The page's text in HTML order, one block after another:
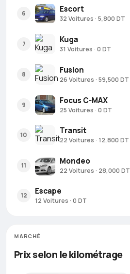
6 Escort
32 Voitures · 5,800 DT
7 Kuga
31 Voitures · 0 DT
8 Fusion
26 Voitures · 59,500 DT
9 Focus C-MAX
25 Voitures · 0 DT
10 Transit
22 Voitures · 12,800 DT
11 Mondeo
22 Voitures · 28,000 DT
12 Escape
12 Voitures · 0 DT
MARCHÉ
Prix selon le kilométrage